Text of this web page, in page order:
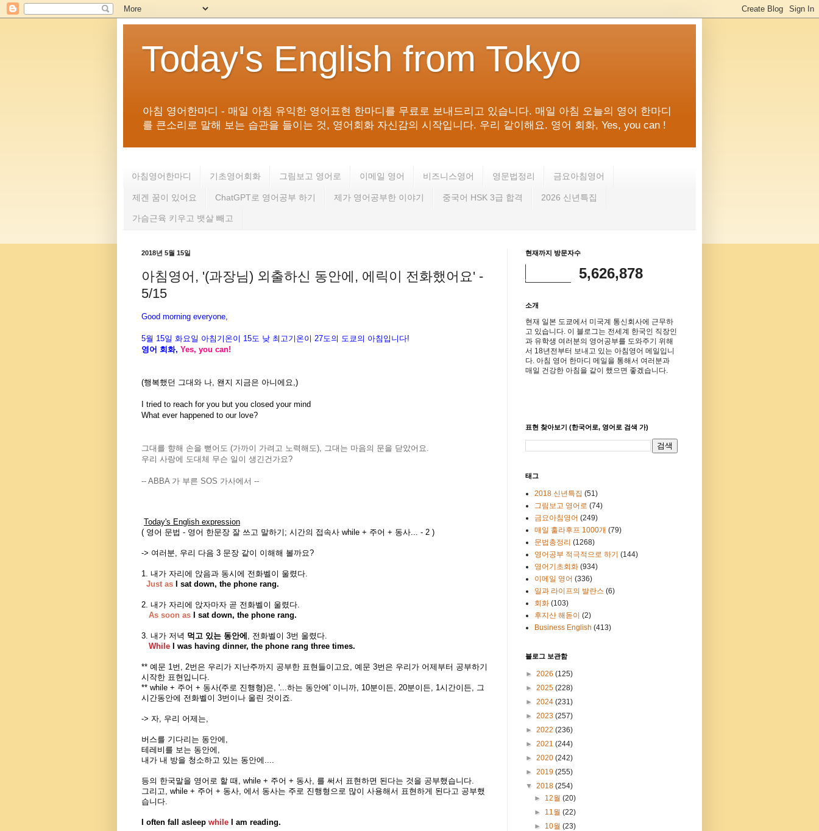
Today's English from Tokyo
아침 영어한마디 - 매일 아침 유익한 영어표현 한마디를 무료로 보내드리고 있습니다. 매일 아침 오늘의 영어 한마디
를 큰소리로 말해 보는 습관을 들이는 것, 영어회화 자신감의 시작입니다. 우리 같이해요. 영어 회화, Yes, you can !
아침영어한마디 기초영어회화 그림보고 영어로 이메일 영어 비즈니스영어 영문법정리 금요아침영어
제겐 꿈이 있어요 ChatGPT로 영어공부 하기 제가 영어공부한 이야기 중국어 HSK 3급 합격 2026 신년특집
가슴근육 키우고 뱃살 빼고
2018년 5월 15일
아침영어, '(과장님) 외출하신 동안에, 에릭이 전화했어요' -
5/15
Good morning everyone,
5월 15일 화요일 아침기온이 15도 낮 최고기온이 27도의 도쿄의 아침입니다!
영어 회화, Yes, you can!
(행복했던 그대와 나, 왠지 지금은 아니에요,)
I tried to reach for you but you closed your mind
What ever happened to our love?
그대를 향해 손을 뻗어도 (가까이 가려고 노력해도), 그대는 마음의 문을 닫았어요.
우리 사랑에 도대체 무슨 일이 생긴건가요?
-- ABBA 가 부른 SOS 가사에서 --
Today's English expression
( 영어 문법 - 영어 한문장 잘 쓰고 말하기 ; 시간의 접속사 while + 주어 + 동사... - 2 )
-> 여러분, 우리 다음 3 문장 같이 이해해 볼까요?
1. 내가 자리에 앉음과 동시에 전화벨이 울렸다.
Just as
I sat down, the phone rang.
2. 내가 자리에 앉자마자 곧 전화벨이 울렸다.
As soon as
I sat down, the phone rang.
3. 내가 저녁 먹고 있는 동안에 , 전화벨이 3번 울렸다.
While
I was having dinner, the phone rang three times.
** 예문 1번, 2번은 우리가 지난주까지 공부한 표현들이고요, 예문 3번은 우리가 어제부터 공부하기
시작한 표현입니다.
** while + 주어 + 동사(주로 진행형)은, '...하는 동안에' 이니까, 10분이든, 20분이든, 1시간이든, 그
시간동안에 전화벨이 3번이나 울린 것이죠.
-> 자, 우리 어제는,
버스를 기다리는 동안에,
테레비를 보는 동안에,
내가 내 방을 청소하고 있는 동안에....
등의 한국말을 영어로 할 때, while + 주어 + 동사, 를 써서 표현하면 된다는 것을 공부했습니다.
그리고, while + 주어 + 동사, 에서 동사는 주로 진행형으로 많이 사용해서 표현하게 된다고 공부했
습니다.
I often fall asleep while I am reading.
현재까지 방문자수
5,626,878
소개
현재 일본 도쿄에서 미국계 통신회사에 근무하
고 있습니다. 이 블로그는 전세계 한국인 직장인
과 유학생 여러분의 영어공부를 도와주기 위해
서 18년전부터 보내고 있는 아침영어 메일입니
다. 아침 영어 한마디 메일을 통해서 여러분과
매일 건강한 아침을 같이 했으면 좋겠습니다.
표현 찾아보기 (한국어로, 영어로 검색 가)
태그
2018 신년특집 (51)
그림보고 영어로 (74)
금요아침영어 (249)
매일 훌라후프 1000개 (79)
문법총정리 (1268)
영어공부 적극적으로 하기 (144)
영어기초회화 (934)
이메일 영어 (336)
일과 라이프의 발란스 (6)
회화 (103)
후지산 해돋이 (2)
Business English (413)
블로그 보관함
► 2026 (125)
► 2025 (228)
► 2024 (231)
► 2023 (257)
► 2022 (236)
► 2021 (244)
► 2020 (242)
► 2019 (255)
▼ 2018 (254)
► 12월(20)
► 11월(22)
► 10월(23)